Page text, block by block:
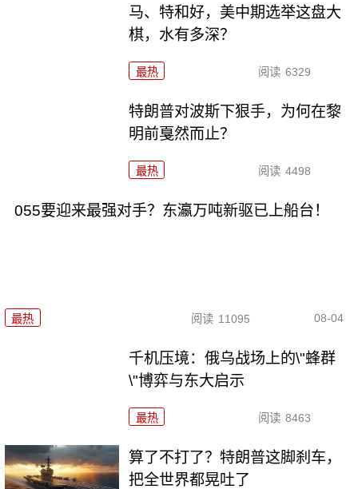
马、特和好，美中期选举这盘大
棋，水有多深？
最热 阅读 6329
特朗普对波斯下狠手，为何在黎
明前戛然而止？
最热 阅读 4498
055要迎来最强对手？东瀛万吨新驱已上船台！
最热 阅读 11095 08-04
千机压境：俄乌战场上的\"蜂群
\"博弈与东大启示
最热 阅读 8463
算了不打了？特朗普这脚刹车，
把全世界都晃吐了